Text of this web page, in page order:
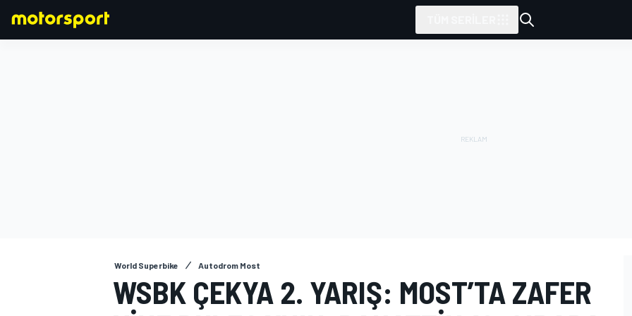
World Superbike Autodrom Most
WSBK ÇEKYA 2. YARIŞ: MOST’TA ZAFER